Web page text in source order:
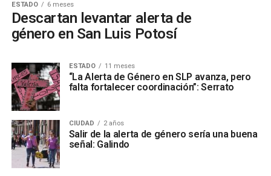
ESTADO 6 meses
Descartan levantar alerta de
género en San Luis Potosí
ESTADO 11 meses
“La Alerta de Género en SLP avanza, pero
falta fortalecer coordinación”: Serrato
CIUDAD 2 años
Salir de la alerta de género sería una buena
señal: Galindo